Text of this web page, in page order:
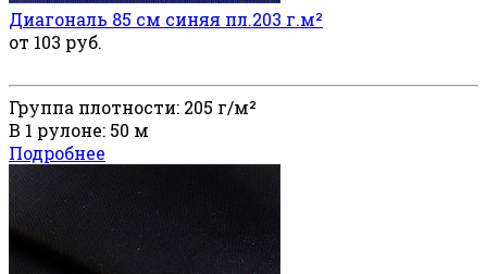
Диагональ 85 см синяя пл.203 г.м²
от 103 руб.
Группа плотности: 205 г/м²
В 1 рулоне: 50 м
Подробнее